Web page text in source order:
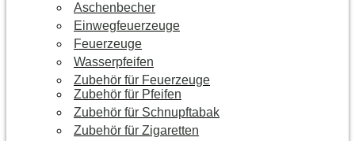
Aschenbecher
Einwegfeuerzeuge
Feuerzeuge
Wasserpfeifen
Zubehör für Feuerzeuge
Zubehör für Pfeifen
Zubehör für Schnupftabak
Zubehör für Zigaretten